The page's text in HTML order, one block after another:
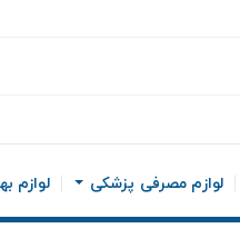
لوازم مصرفی پزشکی لوازم